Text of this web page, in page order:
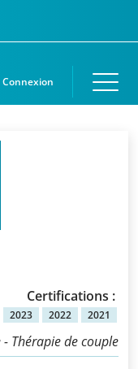
Connexion
Certifications :
2023 2022 2021
Thérapie de couple